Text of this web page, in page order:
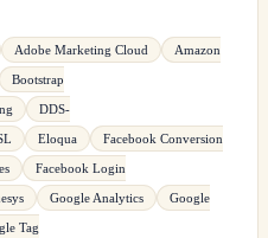
Adobe Marketing Cloud Amazon
Bootstrap
DDS-
Eloqua Facebook Conversion
Facebook Login
Google Analytics Google
Tag